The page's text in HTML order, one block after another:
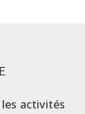
activités